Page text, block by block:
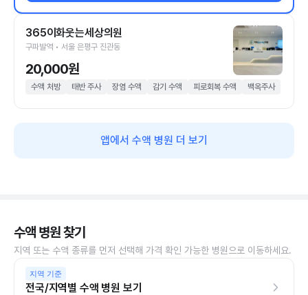
365이화웃는세상의원
구파발역 • 서울 은평구 진관동
20,000원
수액 처방 태반 주사 장염 수액 감기 수액 피로회복 수액 백옥주사
앱에서 수액 병원 더 보기
수액 병원 찾기
지역 또는 수액 종류를 먼저 선택해 가격 확인 가능한 병원으로 이동하세요.
지역 기준
전국/지역별 수액 병원 보기